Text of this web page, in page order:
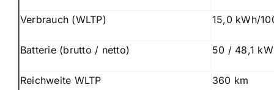
Verbrauch (WLTP) 15,0 kWh/
Batterie (brutto / netto) 50 / 48,1
Reichweite WLTP 360 km